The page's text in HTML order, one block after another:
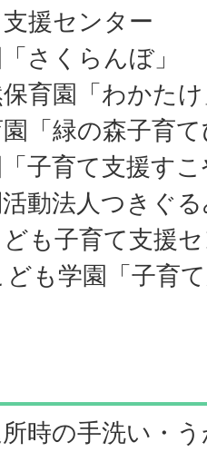
援センター
さくらんぼ」
育園「わかた
「緑の森子育
子育て支援す
動法人つきぐ
も子育て支援
ども学園「子育
時の手洗い・